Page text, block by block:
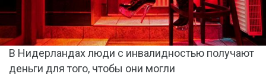
В Нидерландах люди с инвалидностью получают
деньги для того, чтобы они могли